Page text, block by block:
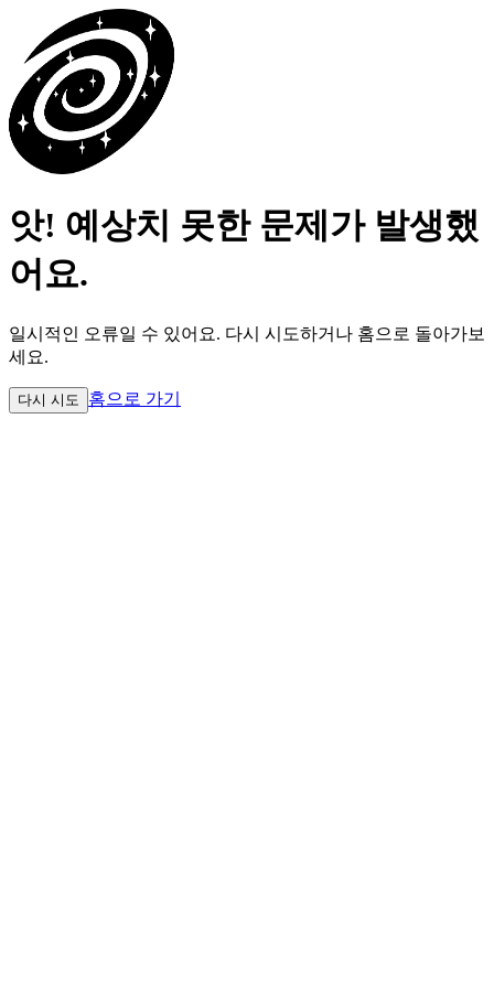
앗! 예상치 못한 문제가 발생했
어요.
일시적인 오류일 수 있어요. 다시 시도하거나 홈으로 돌아가보
세요.
다시 시도 홈으로 가기